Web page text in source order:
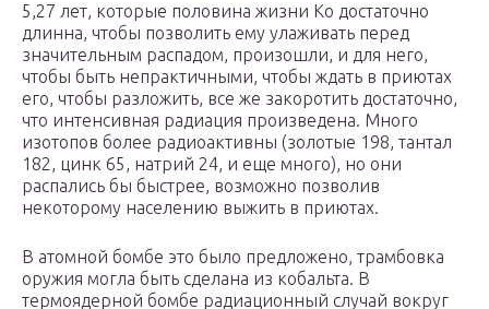
5,27 лет, которые половина жизни Ко достаточно
длинна, чтобы позволить ему улаживать перед
значительным распадом, произошли, и для него,
чтобы быть непрактичными, чтобы ждать в приютах
его, чтобы разложить, все же закоротить достаточно,
что интенсивная радиация произведена. Много
изотопов более радиоактивны (золотые 198, тантал
182, цинк 65, натрий 24, и еще много), но они
распались бы быстрее, возможно позволив
некоторому населению выжить в приютах.
В атомной бомбе это было предложено, трамбовка
оружия могла быть сделана из кобальта. В
термоядерной бомбе радиационный случай вокруг